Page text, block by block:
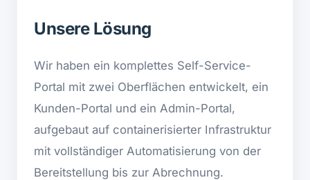
Unsere Lösung
Wir haben ein komplettes Self-Service-
Portal mit zwei Oberflächen entwickelt, ein
Kunden-Portal und ein Admin-Portal,
aufgebaut auf containerisierter Infrastruktur
mit vollständiger Automatisierung von der
Bereitstellung bis zur Abrechnung.